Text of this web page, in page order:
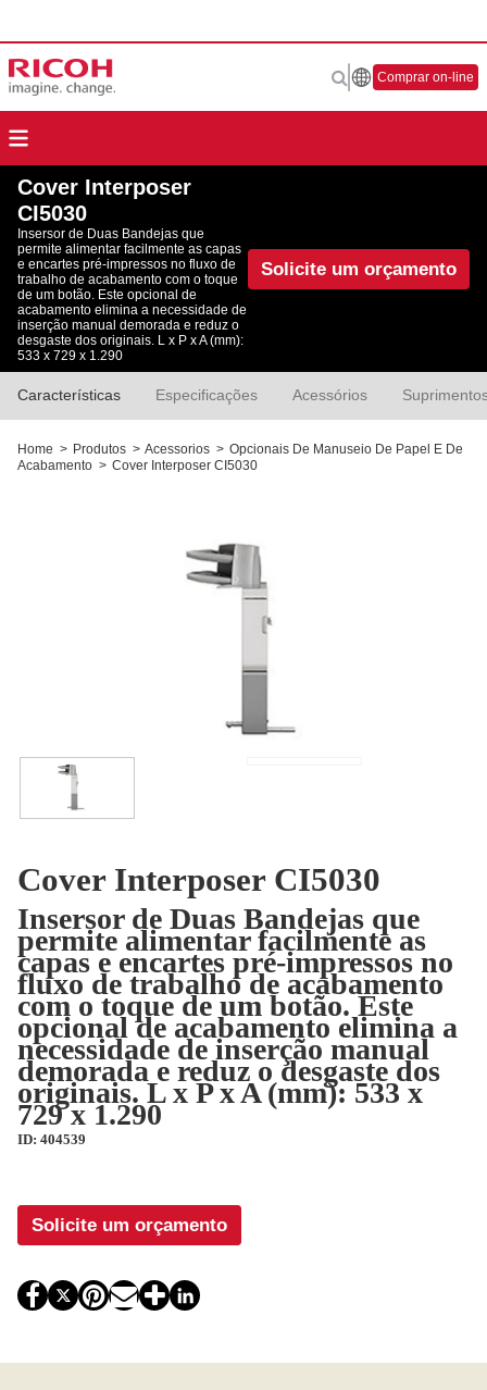
Comprar on-line
Cover Interposer
CI5030
Insersor de Duas Bandejas que
permite alimentar facilmente as capas
e encartes pré-impressos no fluxo de
trabalho de acabamento com o toque
de um botão. Este opcional de
acabamento elimina a necessidade de
inserção manual demorada e reduz o
desgaste dos originais. L x P x A (mm):
533 x 729 x 1.290
Solicite um orçamento
Características Especificações Acessórios
Home > Produtos > Acessorios > Opcionais De Manuseio De Papel E De
Acabamento > Cover Interposer CI5030
Cover Interposer CI5030
Insersor de Duas Bandejas que
permite alimentar facilmente as
capas e encartes pré-impressos no
fluxo de trabalho de acabamento
com o toque de um botão. Este
opcional de acabamento elimina a
necessidade de inserção manual
demorada e reduz o desgaste dos
originais. L x P x A (mm): 533 x
729 x 1.290
ID: 404539
Solicite um orçamento